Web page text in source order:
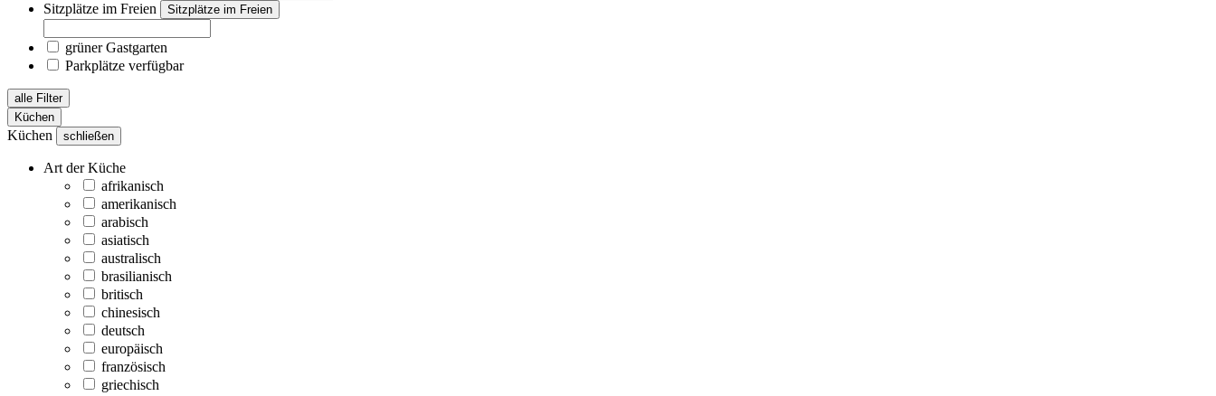
Sitzplätze im Freien
Sitzplätze im Freien
grüner Gastgarten
Parkplätze verfügbar
alle Filter
Küchen
Küchen schließen
Art der Küche
afrikanisch
amerikanisch
arabisch
asiatisch
australisch
brasilianisch
britisch
chinesisch
deutsch
europäisch
französisch
griechisch